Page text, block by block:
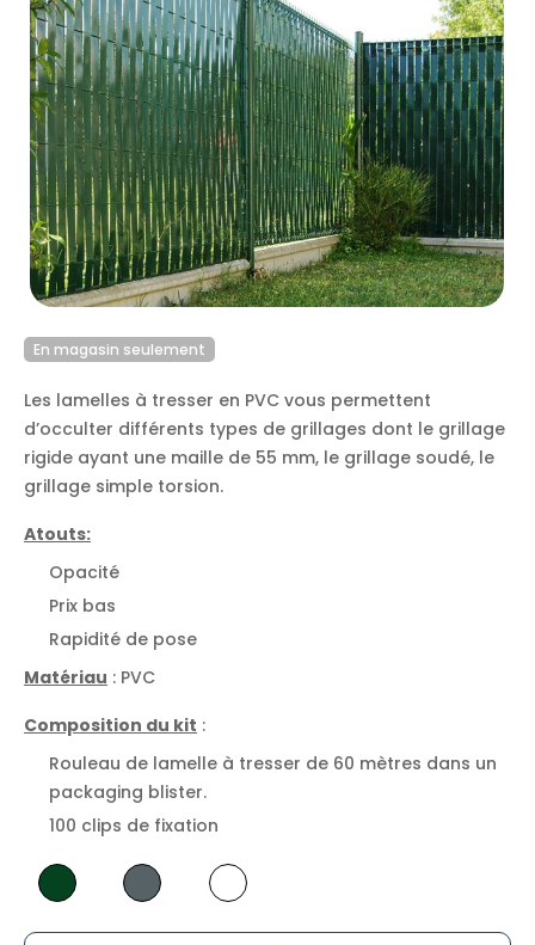
En magasin seulement
Les lamelles à tresser en PVC vous permettent
d’occulter différents types de grillages dont le grillage
rigide ayant une maille de 55 mm, le grillage soudé, le
grillage simple torsion.
Atouts:
Opacité
Prix bas
Rapidité de pose
Matériau : PVC
Composition du kit :
Rouleau de lamelle à tresser de 60 mètres dans un
packaging blister.
100 clips de fixation